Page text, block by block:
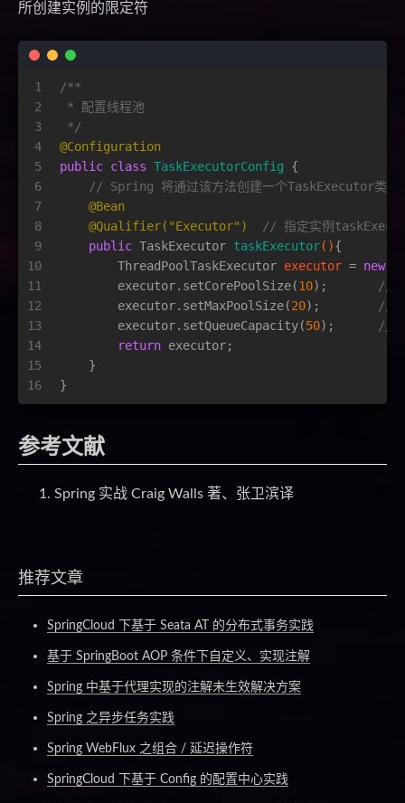
所创建实例的限定符
1
2
3
4
5
6
7
8
9
10
11
12
13
14
15
16
/**
* 配置线程池
*/
@Configuration
public class TaskExecutorConfig {
// Spring 将通过该方法创建一个TaskExecutor类的
@Bean
@Qualifier("Executor")
// 指定实例
public TaskExecutor taskExecutor(){
ThreadPoolTaskExecutor executor = new
        executor.setCorePoolSize(
10);
//
        executor.setMaxPoolSize(
20);
//
        executor.setQueueCapacity(
50);
//
return executor;
    }
}
参考文献
Spring 实战 Craig Walls 著、张卫滨译
推荐文章
SpringCloud 下基于 Seata AT 的分布式事务实践
基于 SpringBoot AOP 条件下自定义、实现注解
Spring 中基于代理实现的注解未生效解决方案
Spring 之异步任务实践
Spring WebFlux 之组合 / 延迟操作符
SpringCloud 下基于 Config 的配置中心实践